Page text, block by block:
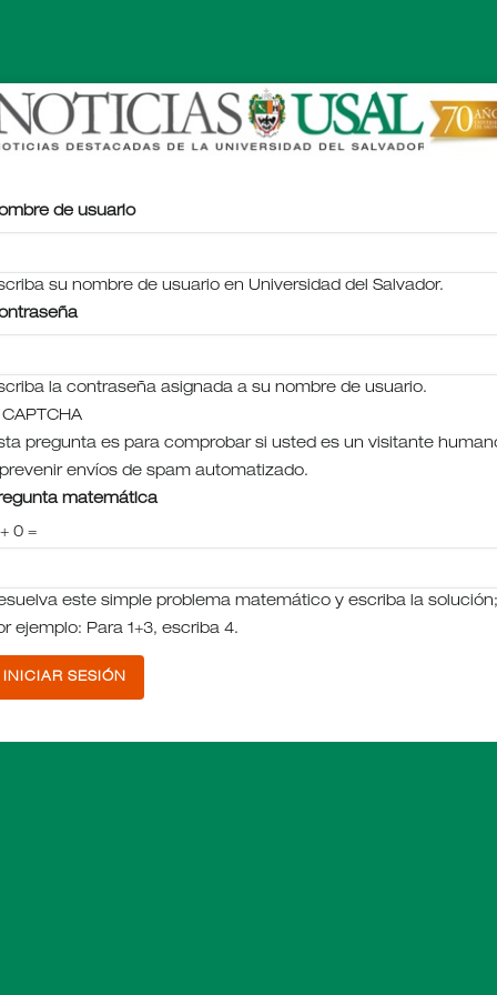
de usuario
su nombre de usuario en Universidad del Salvador.
la contraseña asignada a su nombre de usuario.
CAPTCHA
pregunta es para comprobar si usted es un visitante
envíos de spam automatizado.
matemática
0 =
este simple problema matemático y escriba la
ejemplo: Para 1+3, escriba 4.